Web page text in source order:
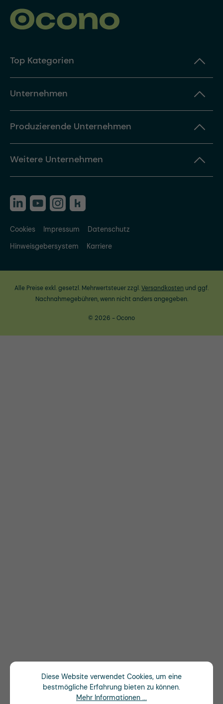
Top Kategorien
Unternehmen
Produzierende Unternehmen
Weitere Unternehmen
Cookies Impressum
Datenschutz
Hinweisgebersystem
Karriere
Alle Preise exkl. gesetzl. Mehrwertsteuer zzgl.Versandkosten und ggf.
Nachnahmegebühren, wenn nicht anders angegeben.
© 2026 - Ocono
Diese Website verwendet Cookies, um eine
bestmögliche Erfahrung bieten zu können.
Mehr Informationen ...